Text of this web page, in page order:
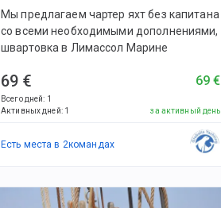
Мы предлагаем чартер яхт без капитана
со всеми необходимыми дополнениями,
швартовка в Лимассол Марине
69 €
Всего дней: 1
Активных дней: 1
69 €
за активный день
Есть места в 2командах